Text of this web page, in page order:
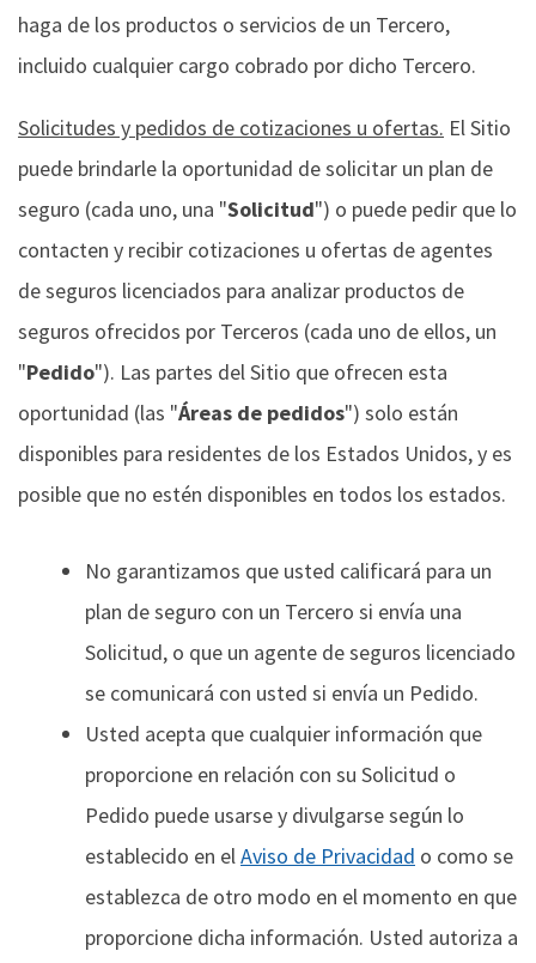
haga de los productos o servicios de un Tercero,
incluido cualquier cargo cobrado por dicho Tercero.
Solicitudes y pedidos de cotizaciones u ofertas. El Sitio
puede brindarle la oportunidad de solicitar un plan de
seguro (cada uno, una "Solicitud") o puede pedir que lo
contacten y recibir cotizaciones u ofertas de agentes
de seguros licenciados para analizar productos de
seguros ofrecidos por Terceros (cada uno de ellos, un
"Pedido"). Las partes del Sitio que ofrecen esta
oportunidad (las "Áreas de pedidos") solo están
disponibles para residentes de los Estados Unidos, y es
posible que no estén disponibles en todos los estados.
No garantizamos que usted calificará para un
plan de seguro con un Tercero si envía una
Solicitud, o que un agente de seguros licenciado
se comunicará con usted si envía un Pedido.
Usted acepta que cualquier información que
proporcione en relación con su Solicitud o
Pedido puede usarse y divulgarse según lo
establecido en elAviso de Privacidad o como se
establezca de otro modo en el momento en que
proporcione dicha información. Usted autoriza a